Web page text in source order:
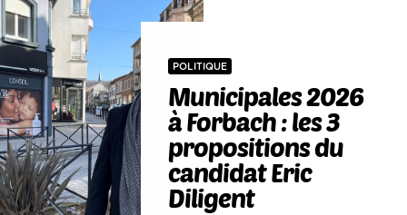
POLITIQUE
Municipales 2026
à Forbach : les 3
propositions du
candidat Eric
Diligent